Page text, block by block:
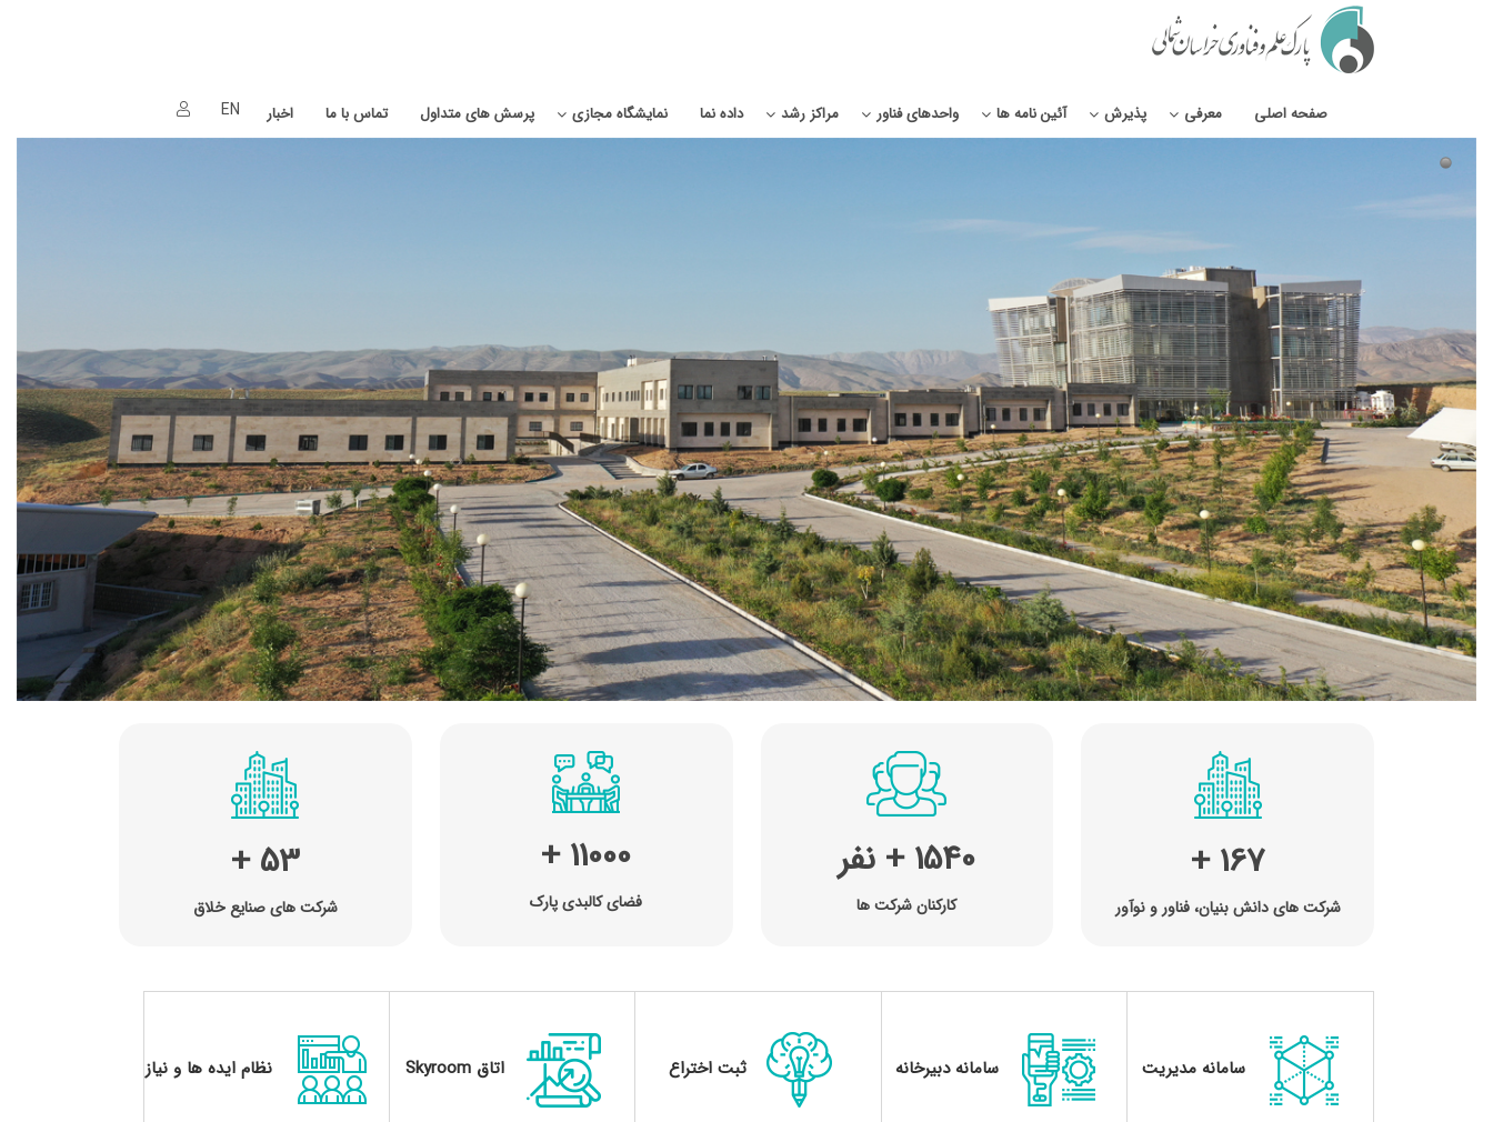
صفحه اصلی معرفی پذیرش آئین نامه ها واحدهای فناور مراکز رشد داده نما نمایشگاه مجازی پرسش های متداول تماس با ما اخبار EN
167
+
شرکت های دانش بنیان، فناور و نوآور
1540
+ نفر
کارکنان شرکت ها
11000
+
فضای کالبدی پارک
53
+
شرکت های صنایع خلاق
سامانه مدیریت سامانه دبیرخانه ثبت اختراع اتاق Skyroom نظام ایده ها و نیاز